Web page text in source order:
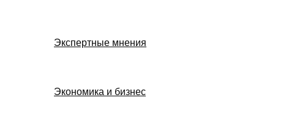
Экспертные мнения
Экономика и бизнес